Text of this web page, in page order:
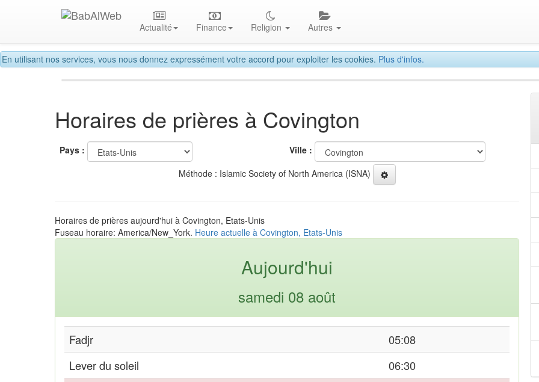
En utilisant nos services, vous nous donnez expressément votre accord pour exploiter les cookies. Plus d'infos.
Actualité Finance Religion Autres
Horaires de prières à Covington
Pays :
Ville :
Méthode : Islamic Society of North America (ISNA)
Horaires de prières aujourd'hui à Covington, Etats-Unis
Fuseau horaire: America/New_York. Heure actuelle à Covington, Etats-Unis
Aujourd'hui
samedi 08 août
Fadjr
05:08
Lever du soleil
06:30